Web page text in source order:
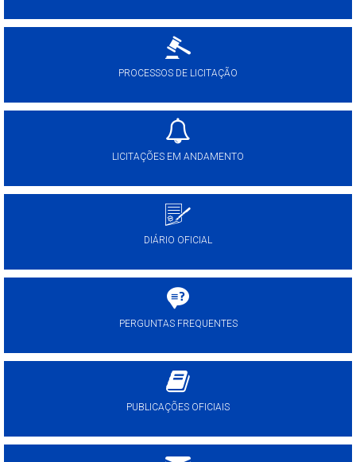
PROCESSOS DE LICITAÇÃO
LICITAÇÕES EM ANDAMENTO
DIÁRIO OFICIAL
PERGUNTAS FREQUENTES
PUBLICAÇÕES OFICIAIS